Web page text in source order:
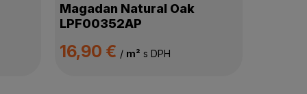
Magadan Natural Oak
LPF00352AP
16,90 € / m² s DPH